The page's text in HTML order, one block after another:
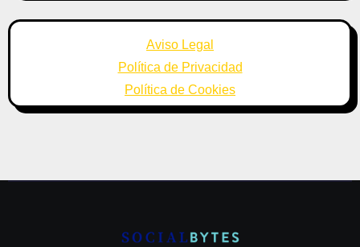
Aviso Legal
Política de Privacidad
Política de Cookies